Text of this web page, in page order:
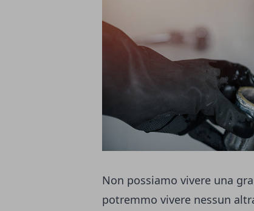
Non possiamo vivere una
potremmo vivere nessun